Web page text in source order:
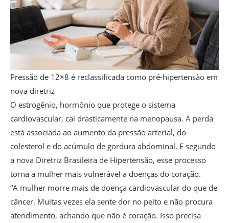
Pressão de 12×8 é reclassificada como pré-hipertensão em
nova diretriz
O estrogênio, hormônio que protege o sistema
cardiovascular, cai drasticamente na menopausa. A perda
está associada ao aumento da pressão arterial, do
colesterol e do acúmulo de gordura abdominal. E segundo
a nova Diretriz Brasileira de Hipertensão, esse processo
torna a mulher mais vulnerável a doenças do coração.
“A mulher morre mais de doença cardiovascular do que de
câncer. Muitas vezes ela sente dor no peito e não procura
atendimento, achando que não é coração. Isso precisa